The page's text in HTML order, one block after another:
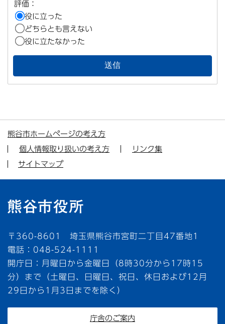
評価：
役に立った
どちらとも言えない
役に立たなかった
熊谷市ホームページの考え方
個人情報取り扱いの考え方
リンク集
サイトマップ
〒360-8601 埼玉県熊谷市宮町二丁目47番地1
電話：048-524-1111
開庁日：月曜日から金曜日（8時30分から17時15
分）まで（土曜日、日曜日、祝日、休日および12月
29日から1月3日までを除く）
庁舎のご案内